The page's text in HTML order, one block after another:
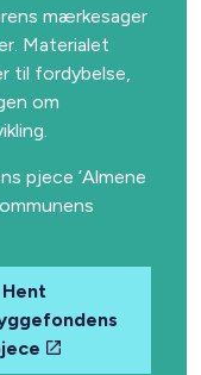
mærkesager
Materialet
til fordybelse,
om
pjece ’Almene
Hent